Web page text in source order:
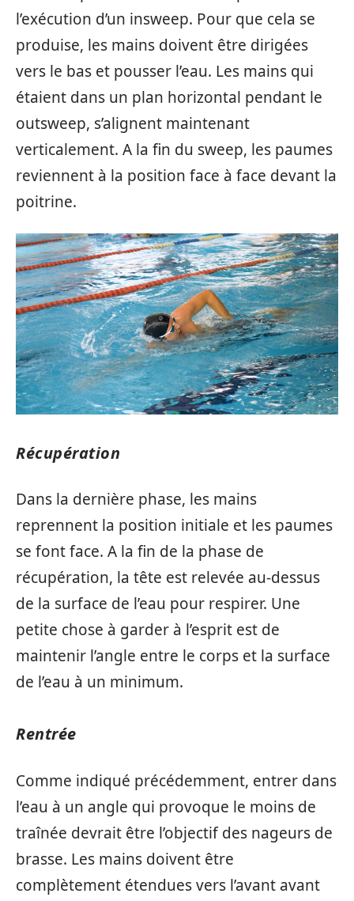
l’exécution d’un insweep. Pour que cela se
produise, les mains doivent être dirigées
vers le bas et pousser l’eau. Les mains qui
étaient dans un plan horizontal pendant le
outsweep, s’alignent maintenant
verticalement. A la fin du sweep, les paumes
reviennent à la position face à face devant la
poitrine.
Récupération
Dans la dernière phase, les mains
reprennent la position initiale et les paumes
se font face. A la fin de la phase de
récupération, la tête est relevée au-dessus
de la surface de l’eau pour respirer. Une
petite chose à garder à l’esprit est de
maintenir l’angle entre le corps et la surface
de l’eau à un minimum.
Rentrée
Comme indiqué précédemment, entrer dans
l’eau à un angle qui provoque le moins de
traînée devrait être l’objectif des nageurs de
brasse. Les mains doivent être
complètement étendues vers l’avant avant